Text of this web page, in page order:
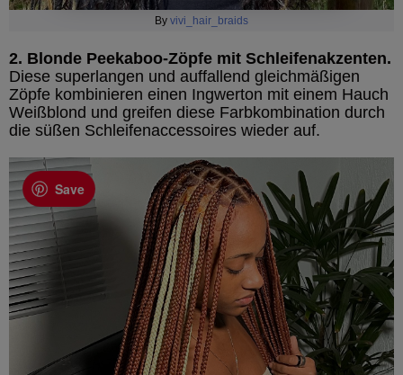
By vivi_hair_braids
2. Blonde Peekaboo-Zöpfe mit Schleifenakzenten.
Diese superlangen und auffallend gleichmäßigen
Zöpfe kombinieren einen Ingwerton mit einem Hauch
Weißblond und greifen diese Farbkombination durch
die süßen Schleifenaccessoires wieder auf.
Save